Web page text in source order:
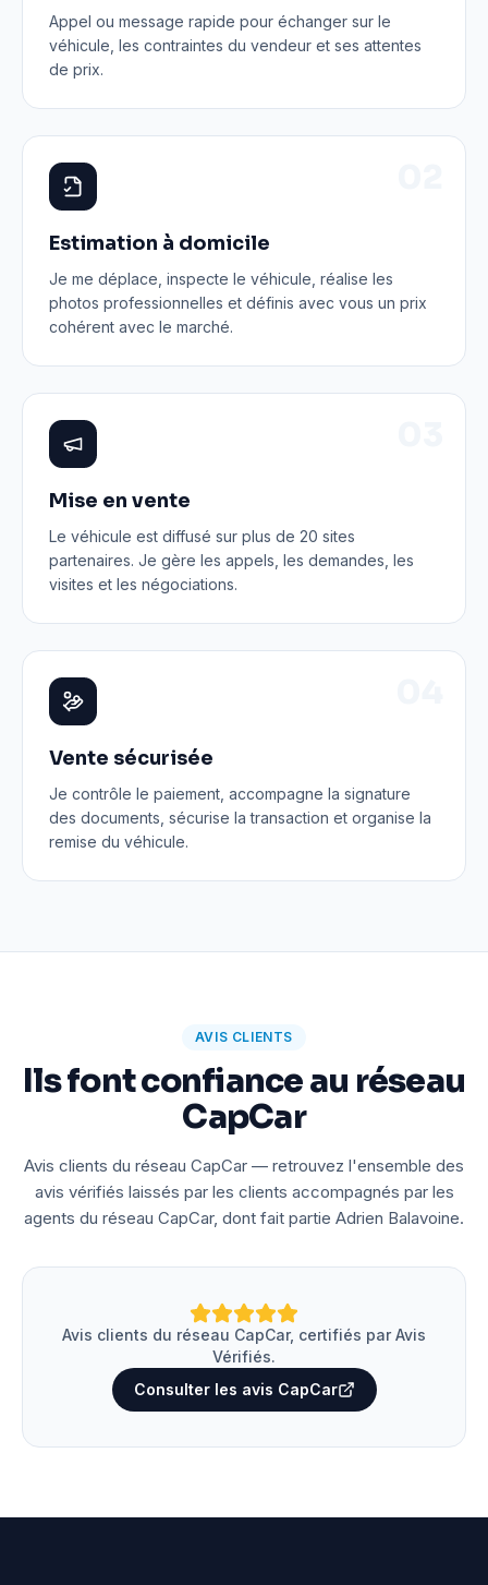
Appel ou message rapide pour échanger sur le
véhicule, les contraintes du vendeur et ses attentes
de prix.
Estimation à domicile
Je me déplace, inspecte le véhicule, réalise les
photos professionnelles et définis avec vous un prix
cohérent avec le marché.
Mise en vente
Le véhicule est diffusé sur plus de 20 sites
partenaires. Je gère les appels, les demandes, les
visites et les négociations.
Vente sécurisée
Je contrôle le paiement, accompagne la signature
des documents, sécurise la transaction et organise la
remise du véhicule.
AVIS CLIENTS
Ils font confiance au réseau
CapCar
Avis clients du réseau CapCar — retrouvez l'ensemble des
avis vérifiés laissés par les clients accompagnés par les
agents du réseau CapCar, dont fait partie Adrien Balavoine.
Avis clients du réseau CapCar, certifiés par Avis
Vérifiés.
Consulter les avis CapCar